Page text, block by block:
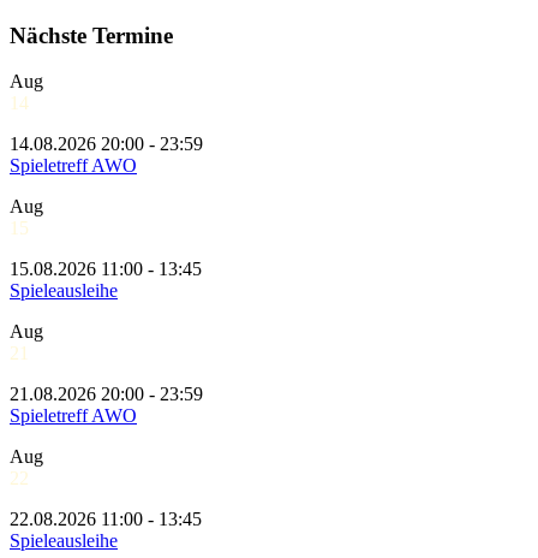
Nächste Termine
Aug
14
14.08.2026 20:00 - 23:59
Spieletreff AWO
Aug
15
15.08.2026 11:00 - 13:45
Spieleausleihe
Aug
21
21.08.2026 20:00 - 23:59
Spieletreff AWO
Aug
22
22.08.2026 11:00 - 13:45
Spieleausleihe